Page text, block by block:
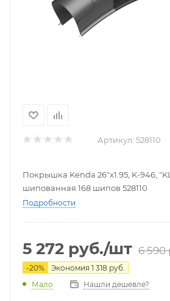
Артикул: 528110
Покрышка Kenda 26"x1.95, K-946,
шипованная 168 шипов 528110
Подробности
5 272 руб./шт 6 590
-20% Экономия 1 318 руб.
Мало
Нашли дешевле?